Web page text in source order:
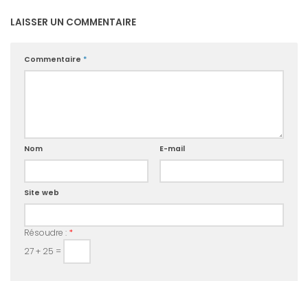
LAISSER UN COMMENTAIRE
Commentaire *
Nom E-mail
Site web
Résoudre : *
27 + 25 =